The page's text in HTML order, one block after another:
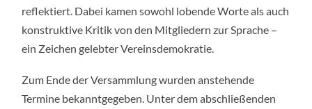
reflektiert. Dabei kamen sowohl lobende Worte als auch
konstruktive Kritik von den Mitgliedern zur Sprache –
ein Zeichen gelebter Vereinsdemokratie.
Zum Ende der Versammlung wurden anstehende
Termine bekanntgegeben. Unter dem abschließenden